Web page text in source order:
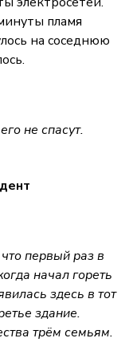
пламя
на соседнюю
не спасут.
первый раз в
начал гореть
здесь в тот
здание.
трём семьям.